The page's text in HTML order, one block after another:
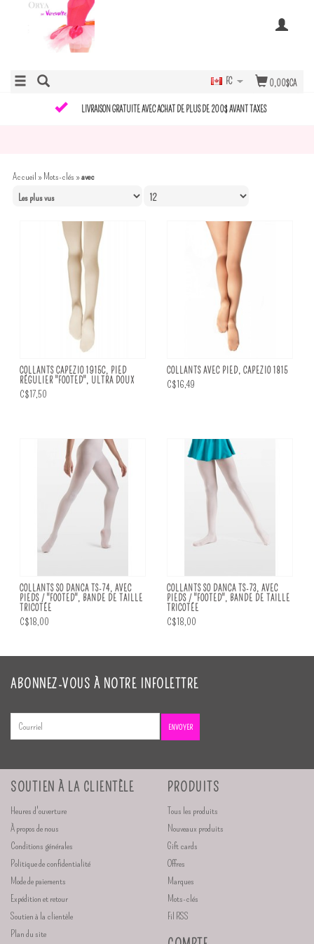
0,00$CA
FC
LIVRAISON GRATUITE AVEC ACHAT DE PLUS DE 200$ AVANT TAXES
Accueil »Mots-clés »avec
COLLANTS CAPEZIO 1915C, PIED
RÉGULIER "FOOTED", ULTRA DOUX
C$17,50
COLLANTS AVEC PIED, CAPEZIO 1815
C$16,49
COLLANTS SO DANCA TS-74, AVEC
PIEDS / "FOOTED", BANDE DE TAILLE
TRICOTÉE
C$18,00
COLLANTS SO DANCA TS-73, AVEC
PIEDS / "FOOTED", BANDE DE TAILLE
TRICOTÉE
C$18,00
ABONNEZ-VOUS À NOTRE INFOLETTRE
ENVOYER
SOUTIEN À LA CLIENTÈLE
Heures d'ouverture
À propos de nous
Conditions générales
Politique de confidentialité
Mode de paiements
Expédition et retour
Soutien à la clientèle
Plan du site
PRODUITS
Tous les produits
Nouveaux produits
Gift cards
Offres
Marques
Mots-clés
Fil RSS